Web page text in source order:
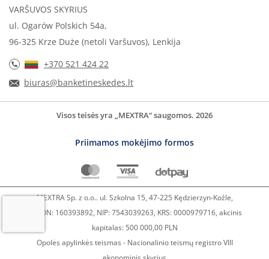
VARŠUVOS SKYRIUS
ul. Ogarów Polskich 54a,
96-325 Krze Duże (netoli Varšuvos), Lenkija
+370 521 424 22
biuras@banketineskedes.lt
Visos teisės yra „MEXTRA“ saugomos. 2026
Priimamos mokėjimo formos
MEXTRA Sp. z o.o.. ul. Szkolna 15, 47-225 Kędzierzyn-Koźle,
REGON: 160393892, NIP: 7543039263, KRS: 0000979716, akcinis
kapitalas: 500 000,00 PLN
Opolės apylinkės teismas - Nacionalinio teismų registro VIII